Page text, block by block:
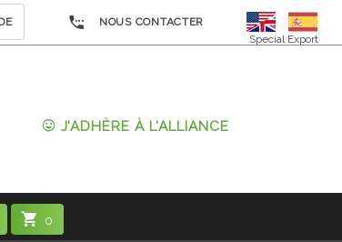
NOUS CONTACTER
Special Export
J'ADHÈRE À L'ALLIANCE
0